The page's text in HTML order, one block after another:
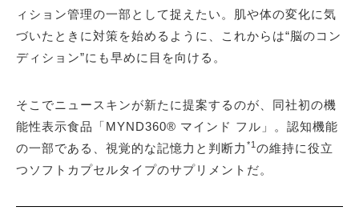
ィション管理の一部として捉えたい。肌や体の変化に気
づいたときに対策を始めるように、これからは“脳のコン
ディション”にも早めに目を向ける。
そこでニュースキンが新たに提案するのが、同社初の機
能性表示食品「MYND360® マインド フル」。認知機能
の一部である、視覚的な記憶力と判断力 *1 の維持に役立
つソフトカプセルタイプのサプリメントだ。